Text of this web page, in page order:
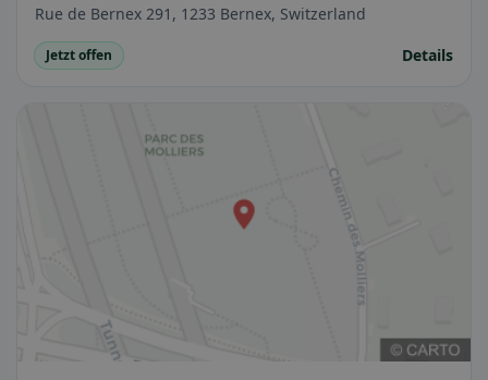
Rue de Bernex 291, 1233 Bernex, Switzerland
Jetzt offen Details